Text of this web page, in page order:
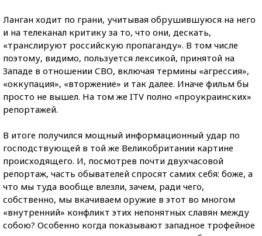
Ланган ходит по грани, учитывая обрушившуюся на него
и на телеканал критику за то, что они, дескать,
«транслируют российскую пропаганду». В том числе
поэтому, видимо, пользуется лексикой, принятой на
Западе в отношении СВО, включая термины «агрессия»,
«оккупация», «вторжение» и так далее. Иначе фильм бы
просто не вышел. На том же ITV полно «проукраинских»
репортажей.
В итоге получился мощный информационный удар по
господствующей в той же Великобритании картине
происходящего. И, посмотрев почти двухчасовой
репортаж, часть обывателей спросят самих себя: боже, а
что мы туда вообще влезли, зачем, ради чего,
собственно, мы вкачиваем оружие в этот во многом
«внутренний» конфликт этих непонятных славян между
собою? Особенно когда показывают западное трофейное